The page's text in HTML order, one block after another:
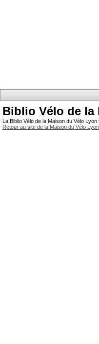
Biblio Vélo de la
La Biblio Vélo de la Maison du Vélo
Retour au site de la Maison du Vélo Lyon